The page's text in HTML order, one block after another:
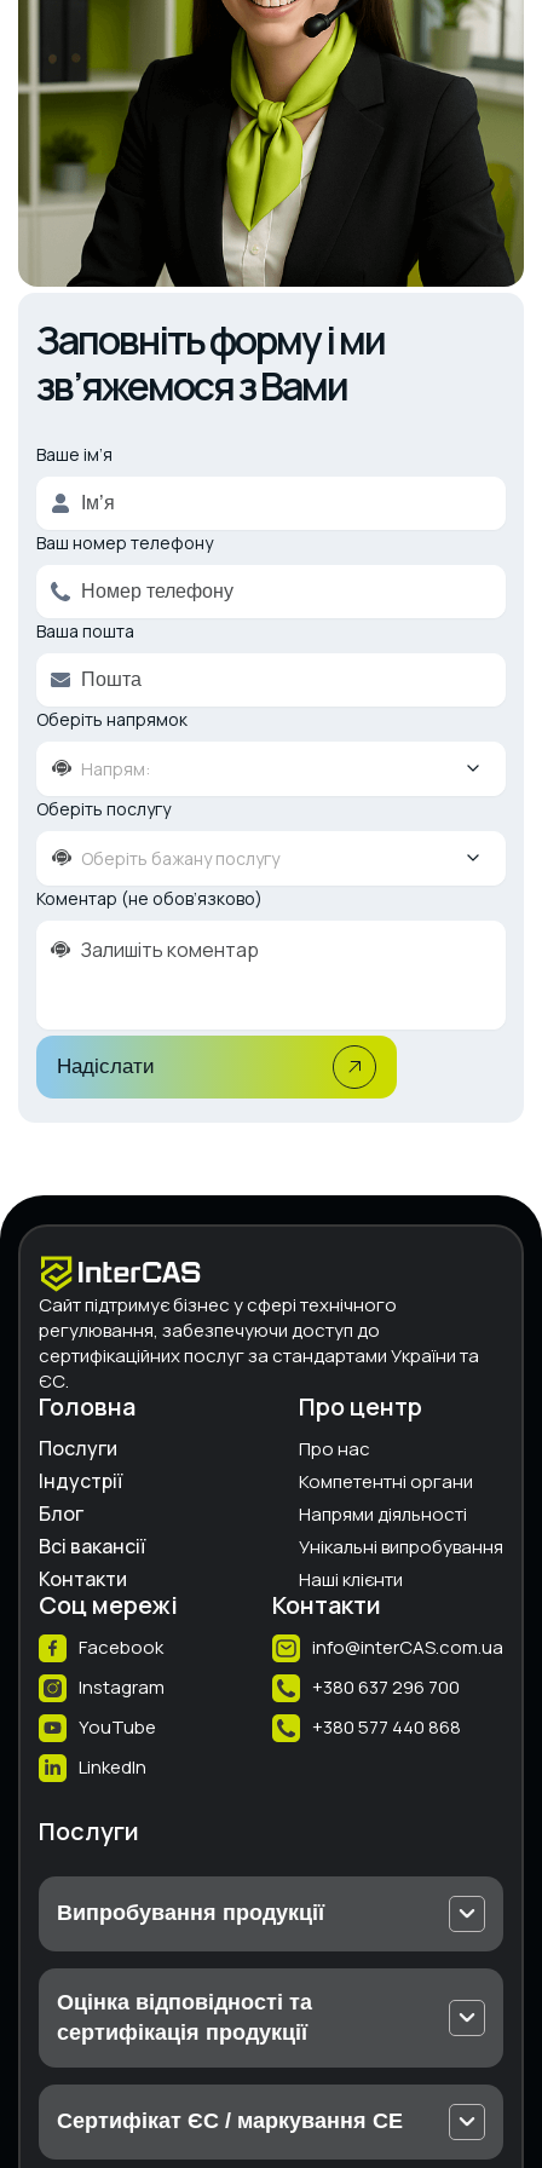
Заповніть форму і ми
зв’яжемося з Вами
Ваше ім’я
Ваш номер телефону
Ваша пошта
Оберіть напрямок
Напрям:
Оберіть послугу
Оберіть бажану послугу
Коментар (не обов’язково)
Надіслати
Alternative:
Сайт підтримує бізнес у сфері технічного
регулювання, забезпечуючи доступ до
сертифікаційних послуг за стандартами України та
ЄС.
Головна
Послуги
Індустрії
Блог
Всі вакансії
Контакти
Про центр
Про нас
Компетентні органи
Напрями діяльності
Унікальні випробування
Наші клієнти
Соц мережі
Facebook
Instagram
YouTube
LinkedIn
Контакти
info@interCAS.com.ua
+380 637 296 700
+380 577 440 868
Послуги
Випробування продукції
устаткування
Випробування безпеки машин та шумового
випромінювання
Випробування теплотехнічного обладнання
Випробування вибухозахищеного обладнання
Оцінка відповідності та
сертифікація продукції
регламентам
Сертифікація продукції
Сертифікат ЄС / маркування СЕ